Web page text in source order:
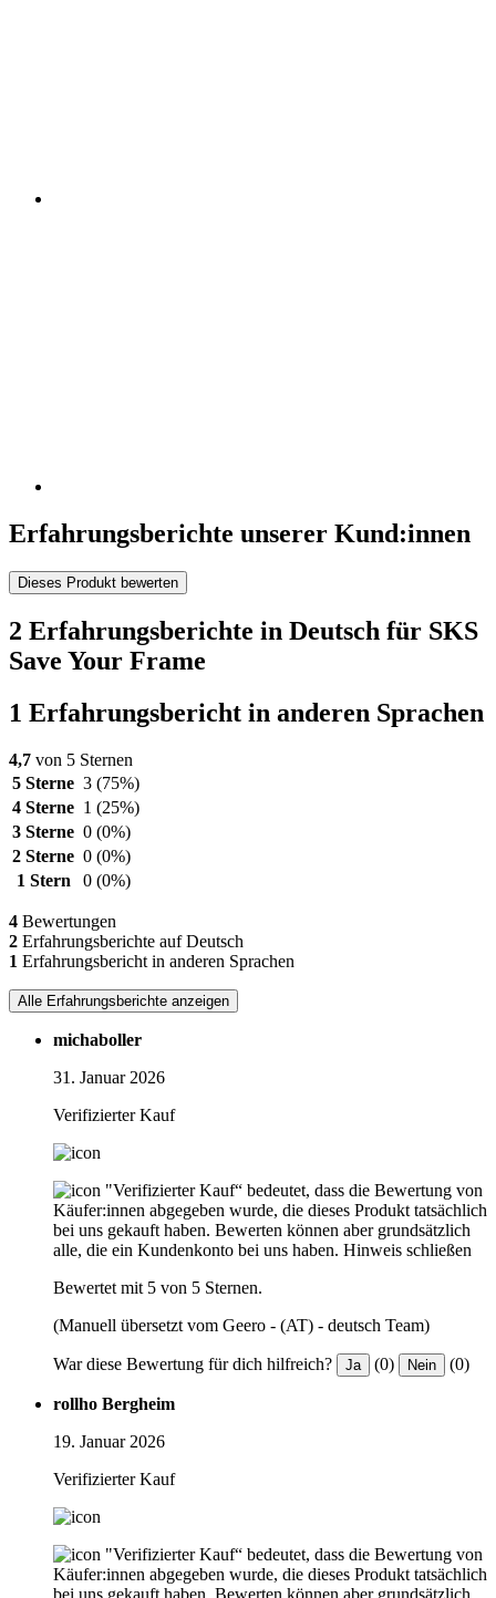
Erfahrungsberichte unserer Kund:innen
Dieses Produkt bewerten
2 Erfahrungsberichte in Deutsch für SKS
Save Your Frame
1 Erfahrungsbericht in anderen Sprachen
4,7 von 5 Sternen
5 Sterne 3 (75%)
4 Sterne 1 (25%)
3 Sterne 0 (0%)
2 Sterne 0 (0%)
1 Stern
0 (0%)
4 Bewertungen
2 Erfahrungsberichte auf Deutsch
1 Erfahrungsbericht in anderen Sprachen
Alle Erfahrungsberichte anzeigen
michaboller
31. Januar 2026
Verifizierter Kauf
"Verifizierter Kauf“ bedeutet, dass die Bewertung von
Käufer:innen abgegeben wurde, die dieses Produkt tatsächlich
bei uns gekauft haben. Bewerten können aber grundsätzlich
alle, die ein Kundenkonto bei uns haben. Hinweis schließen
Bewertet mit 5 von 5 Sternen.
(Manuell übersetzt vom Geero - (AT) - deutsch Team)
War diese Bewertung für dich hilfreich? Ja (0) Nein (0)
rollho Bergheim
19. Januar 2026
Verifizierter Kauf
"Verifizierter Kauf“ bedeutet, dass die Bewertung von
Käufer:innen abgegeben wurde, die dieses Produkt tatsächlich
bei uns gekauft haben. Bewerten können aber grundsätzlich